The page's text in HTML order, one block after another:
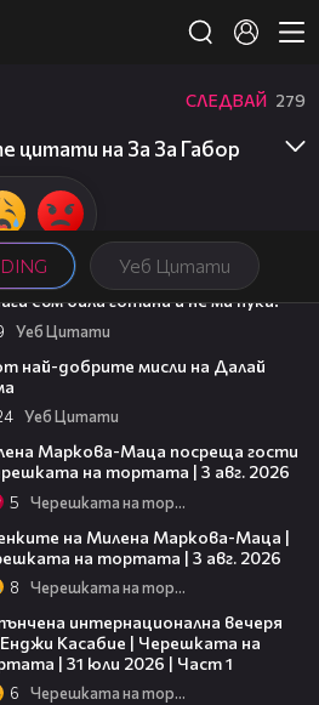
Уеб Цитати
СЛЕДВАЙ 279
цитати на За За Габор
съм била готина и не ми пука!
Уеб Цитати
най-добрите мисли на Далай
Уеб Цитати
Маркова-Маца посреща гости
на тортата | 3 авг. 2026
5 Черешката на тортата
на Милена Маркова-Маца |
на тортата | 3 авг. 2026
8 Черешката на тортата
интернационална вечеря
Касабие | Черешката на
| 31 юли 2026 | Част 1
6 Черешката на тортата